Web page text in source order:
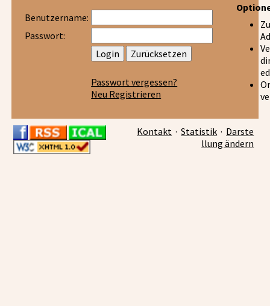
Benutzername:
Passwort:
Passwort vergessen?
Neu Registrieren
Kontakt ·Statistik · Darste
llung ändern